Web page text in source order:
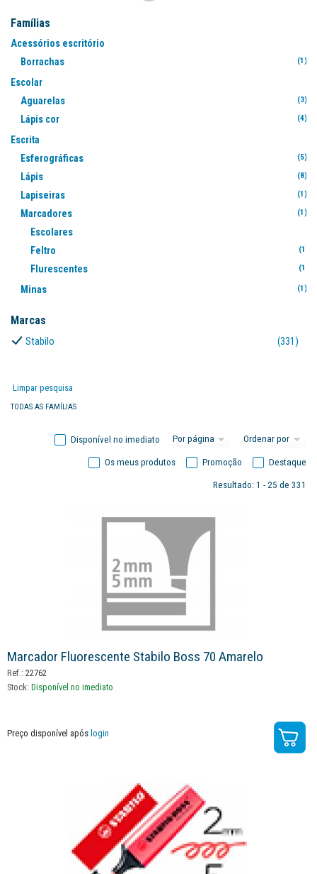
Famílias
Acessórios escritório
Borrachas
(1)
Escolar
Aguarelas
(3)
Lápis cor (4)
Escrita
Esferográficas
(5)
Lápis (8)
Lapiseiras (1)
Marcadores (1)
Escolares
Feltro (134)
Flurescentes (106)
Minas (1)
Marcas
Stabilo (331)
Limpar pesquisa
TODAS AS FAMÍLIAS
Disponível no imediato
Destaque
Promoção
Os meus produtos
Resultado: 1 - 25 de 331
Marcador Fluorescente Stabilo Boss 70 Amarelo
Ref.: 22762
Stock: Disponível no imediato
Preço disponível após login